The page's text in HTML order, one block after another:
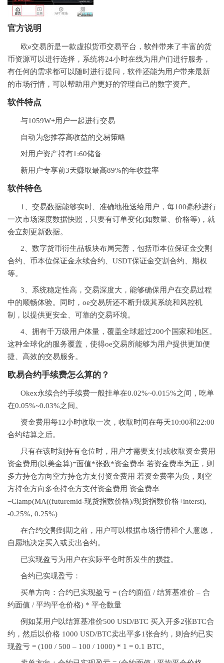
官方说明
欧e交易所是一款虚拟货币交易平台， 软件带来了丰富的货
币资源可以进行选择，系统将24小时在线为用户们进行服务，
有任何的需求都可以随时进行提问，软件还能为用户带来最新
的市场行情，可以帮助用户更好的管理自己的数字资产。
软件特点
与1059W+用户一起进行交易
自动为您推荐高收益的交易策略
对用户资产持有1:60储备
新用户专享前3天赚取最高89%的年收益率
软件特色
1、交易数据能够实时、准确地推送给用户，每100毫秒进行
一次市场深度数据快照，只要有订单变化(如数量、价格等)，就
会立刻更新数据。
2、数字货币衍生品板块布局完善，包括币本位保证金交割
合约、币本位保证金永续合约、USDT保证金交割合约、期权
等。
3、系统稳定性高，交易深度大，能够确保用户在交易过程
中的顺畅体验。同时，oe交易所还不断升级其系统和风控机
制，以提供更安全、可靠的交易环境。
4、拥有千万级用户体量，覆盖全球超过200个国家和地区。
这种全球化的服务覆盖，使得oe交易所能够为用户提供更加便
捷、高效的交易服务。
欧易合约手续费怎么算的？
Okex永续合约手续费一般挂单在0.02%~0.015%之间，吃单
在0.05%~0.03%之间。
资金费用每12小时收取一次，收取时间在每天10:00和22:00
合约结算之后。
只有在该时刻持有仓位时，用户才需要支付或收取资金费用
资金费用(以美金算)=面值*张数*资金费率 若资金费率为正，则
多方持仓方向空方持仓方支付资金费用 若资金费率为负，则空
方持仓方向多仓持仓方支付资金费用 资金费率
=Clamp(MA((futuremid-现货指数价格)/现货指数价格+interst),
-0.25%, 0.25%)
在合约交割到期之前，用户可以根据市场行情和个人意愿，
自愿地决定买入或卖出合约。
已实现盈亏为用户在实际平仓时所发生的损益。
合约已实现盈亏：
买单方向：合约已实现盈亏 = (合约面值 / 结算基准价 – 合
约面值 / 平均平仓价格) * 平仓数量
例如某用户以结算基准价500 USD/BTC 买入开多2张BTC合
约，然后以价格 1000 USD/BTC卖出平多1张合约，则合约已实
现盈亏 = (100 / 500 – 100 / 1000) * 1 = 0.1 BTC。